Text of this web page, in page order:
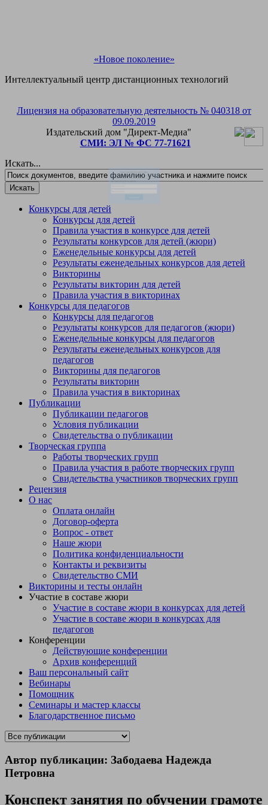
«Новое поколение»
Интеллектуальный центр дистанционных технологий
Лицензия на образовательную деятельность № 040318 от
09.09.2019
Издательский дом "Директ-Медиа"
СМИ: ЭЛ № ФС 77-71621
Искать...
Конкурсы для детей
Конкурсы для детей
Правила участия в конкурсе для детей
Результаты конкурсов для детей (жюри)
Еженедельные конкурсы для детей
Результаты еженедельных конкурсов для детей
Викторины
Результаты викторин для детей
Правила участия в викторинах
Конкурсы для педагогов
Конкурсы для педагогов
Результаты конкурсов для педагогов (жюри)
Еженедельные конкурсы для педагогов
Результаты еженедельных конкурсов для
педагогов
Викторины для педагогов
Результаты викторин
Правила участия в викторинах
Публикации
Публикации педагогов
Условия публикации
Свидетельства о публикации
Творческая группа
Работы творческих групп
Правила участия в работе творческих групп
Свидетельства участников творческих групп
Рецензия
О нас
Оплата онлайн
Договор-оферта
Вопрос - ответ
Наше жюри
Политика конфиденциальности
Контакты и реквизиты
Свидетельство СМИ
Викторины и тесты онлайн
Участие в составе жюри
Участие в составе жюри в конкурсах для детей
Участие в составе жюри в конкурсах для
педагогов
Конференции
Действующие конференции
Архив конференций
Ваш персональный сайт
Вебинары
Помощник
Семинары и мастер классы
Благодарственное письмо
Автор публикации: Забодаева Надежда
Петровна
Конспект занятия по обучении грамоте
Рады приветствовать Вас!
Подпишитесь на рассылку и мы подарим Вам
бесплатное участие в любом педагогическом или
детском конкурсе на выбор!